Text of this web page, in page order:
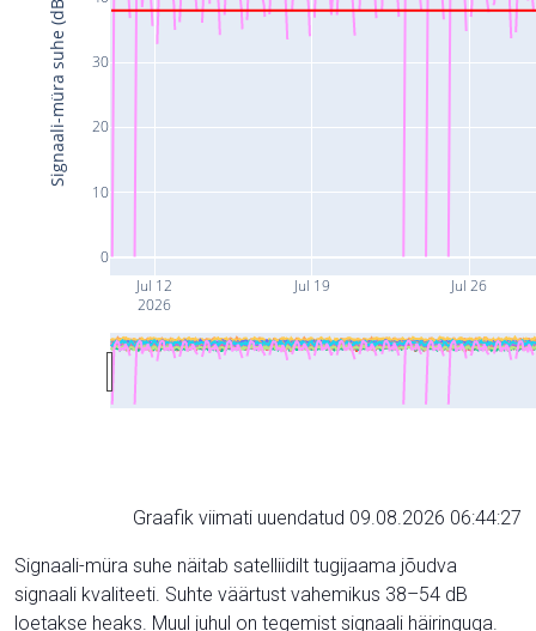
Jul 12
2026
Jul 19 Jul 26
0
10
20
30
Signaali-müra suhe (dB)
Graafik viimati uuendatud 09.08.2026 06:44:27
Signaali-müra suhe näitab satelliidilt tugijaama jõudva
signaali kvaliteeti. Suhte väärtust vahemikus 38–54 dB
loetakse heaks. Muul juhul on tegemist signaali häiringuga.